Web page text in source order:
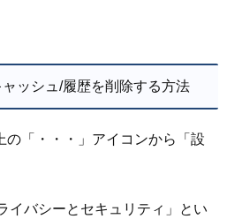
ッシュ/履歴を削除する方法
の「・・・」アイコンから「設
イバシーとセキュリティ」とい